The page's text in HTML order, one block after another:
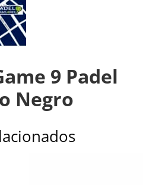
9 Padel
Negro